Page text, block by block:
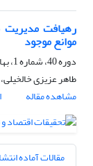
رهیافت مدیریت
موانع موجود
دوره 40، شماره 1، بهار 1388
طاهر عزیزی
مشاهده مقاله
مقالات آماده